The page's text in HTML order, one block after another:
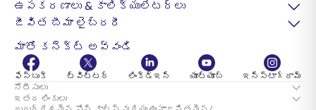
ఉపకరణాలు & కాలిక్యులేటర్లు
జీవిత బీమా లైబ్రరీ
మాతో కనెక్ట్ అవ్వండి
ఫేస్బుక్ ట్విట్టర్ లింక్డ్ఇన్ యూట్యూబ్
ఇన్స్టాగ్రామ్
నోటీసులు
ఇతర లింకులు